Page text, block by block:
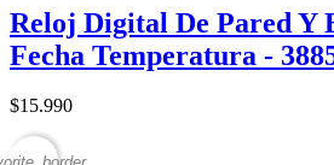
Reloj Digital De Pared Y
Fecha Temperatura -
$15.990